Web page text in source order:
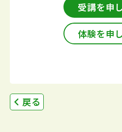
受講を申
体験を申
戻る